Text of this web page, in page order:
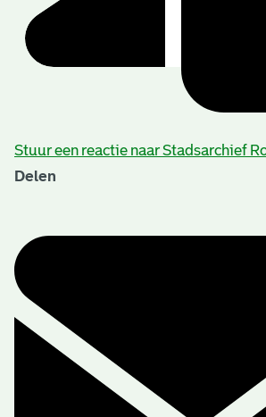
Stuur een reactie naar Stadsarchief
Delen